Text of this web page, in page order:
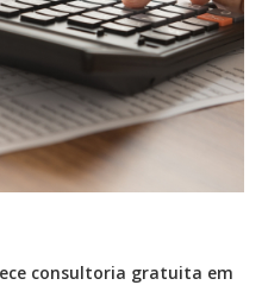
consultoria gratuita em